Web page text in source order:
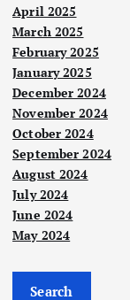
April 2025
March 2025
February 2025
January 2025
December 2024
November 2024
October 2024
September 2024
August 2024
July 2024
June 2024
May 2024
Search
Nege